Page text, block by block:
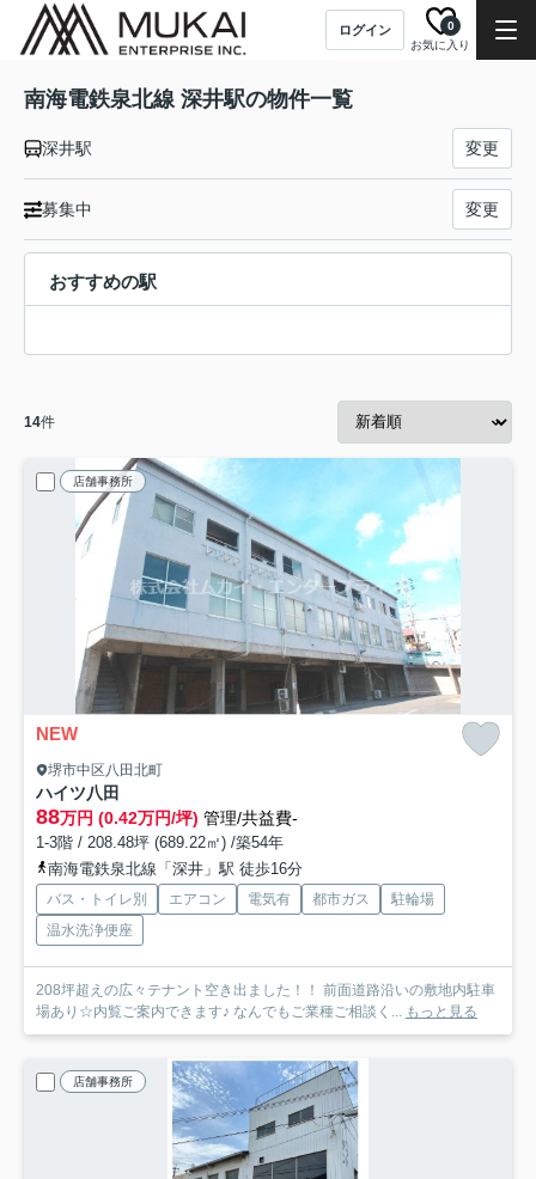
ログイン
お気に入り
0
南海電鉄泉北線 深井駅の物件一覧
深井駅 変更
募集中 変更
おすすめの駅
14件
店舗事務所
NEW
堺市中区八田北町
ハイツ八田
88万円 (0.42万円/坪) 管理/共益費-
1-3階 / 208.48坪 (689.22㎡) /築54年
南海電鉄泉北線「深井」駅 徒歩16分
バス・トイレ別 エアコン 電気有 都市ガス
駐輪場
温水洗浄便座
208坪超えの広々テナント空き出ました！！ 前面道路沿いの敷地内駐車
場あり☆内覧ご案内できます♪ なんでもご業種ご相談く... もっと見る
店舗事務所